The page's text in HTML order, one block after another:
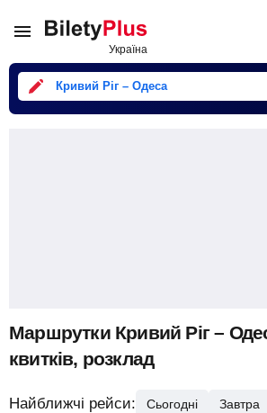
Кривий Ріг – Одеса
Маршрутки Кривий Ріг –
квитків, розклад
Найближчі рейси: Сьогодні Завтра